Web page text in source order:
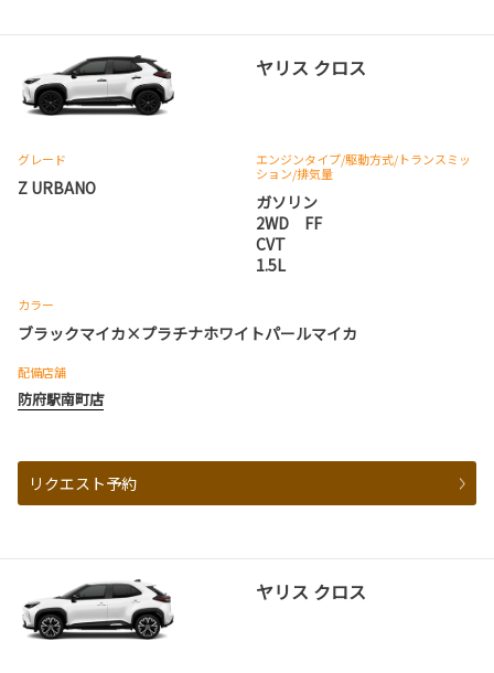
ヤリス クロス
グレード
Z URBANO
エンジンタイプ/駆動方式/トランスミッ
ション/排気量
ガソリン
2WD FF
CVT
1.5L
カラー
ブラックマイカ×プラチナホワイトパールマイカ
配備店舗
防府駅南町店
リクエスト予約
ヤリス クロス